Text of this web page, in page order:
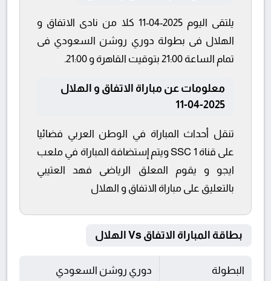
يلتقى اليوم 2025-04-11 كلا من نادى الاتفاق و
الهلال فى بطولة دوري روشن السعودي فى
تمام الساعة 21:00 بتوقيت القاهرة و 21:00.
معلومات عن مباراة الاتفاق و الهلال
2025-04-11
تنقل أحداث المباراة في الوطن العربي فضائيا
على قناة SSC 1 ويتم إستضافة المباراة في ملعب
ايجو و يقوم المعلق الرياضى فهد العتيبي
بالتعليق على مباراة الاتفاق و الهلال
بطاقة المباراة الاتفاق Vs الهلال
البطولة دوري روشن السعودي